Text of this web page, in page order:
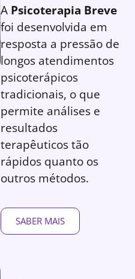
A Psicoterapia Breve
foi desenvolvida em
resposta a pressão de
longos atendimentos
psicoterápicos
tradicionais, o que
permite análises e
resultados
terapêuticos tão
rápidos quanto os
outros métodos.
SABER MAIS